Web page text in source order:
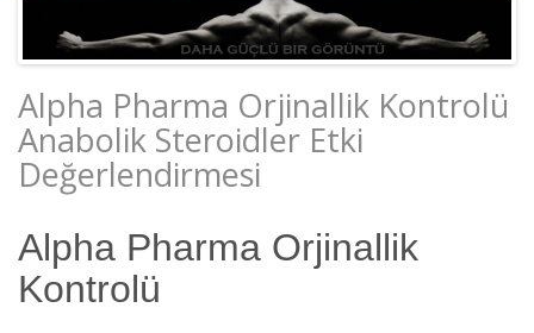
Alpha Pharma Orjinallik Kontrolü
Anabolik Steroidler Etki
Değerlendirmesi
Alpha Pharma Orjinallik
Kontrolü